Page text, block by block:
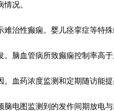
况。
治性癫痫。婴儿痉挛症等特
脑血管病所致癫痫控制率高
血药浓度监测和定期随访能
电图监测到的发作间期放电